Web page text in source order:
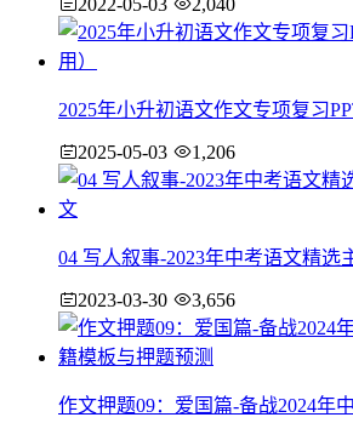
2022-05-03 2,040
2025年小升初语文作文专项复习
2025-05-03 1,206
04 写人叙事-2023年中考语文精选
2023-03-30 3,656
作文押题09：爱国篇-备战2024年